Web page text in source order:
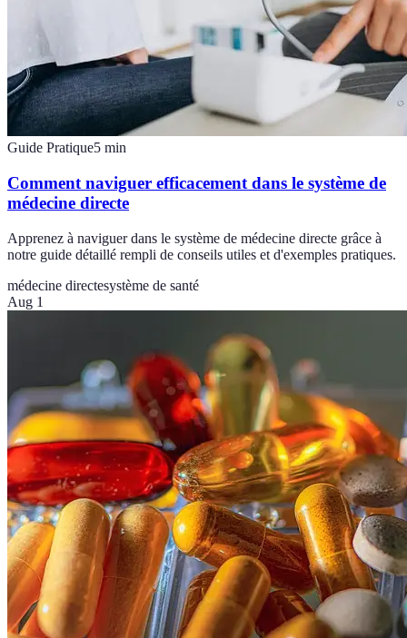
Guide Pratique5 min
Comment naviguer efficacement dans le système de
médecine directe
Apprenez à naviguer dans le système de médecine directe grâce à
notre guide détaillé rempli de conseils utiles et d'exemples pratiques.
médecine directesystème de santé
Aug 1